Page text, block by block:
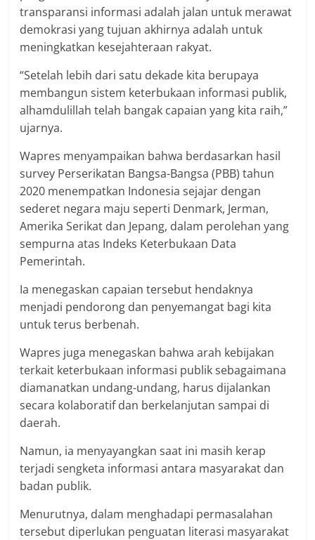
transparansi informasi adalah jalan untuk merawat
demokrasi yang tujuan akhirnya adalah untuk
meningkatkan kesejahteraan rakyat.
“Setelah lebih dari satu dekade kita berupaya
membangun sistem keterbukaan informasi publik,
alhamdulillah telah bangak capaian yang kita raih,”
ujarnya.
Wapres menyampaikan bahwa berdasarkan hasil
survey Perserikatan Bangsa-Bangsa (PBB) tahun
2020 menempatkan Indonesia sejajar dengan
sederet negara maju seperti Denmark, Jerman,
Amerika Serikat dan Jepang, dalam perolehan yang
sempurna atas Indeks Keterbukaan Data
Pemerintah.
Ia menegaskan capaian tersebut hendaknya
menjadi pendorong dan penyemangat bagi kita
untuk terus berbenah.
Wapres juga menegaskan bahwa arah kebijakan
terkait keterbukaan informasi publik sebagaimana
diamanatkan undang-undang, harus dijalankan
secara kolaboratif dan berkelanjutan sampai di
daerah.
Namun, ia menyayangkan saat ini masih kerap
terjadi sengketa informasi antara masyarakat dan
badan publik.
Menurutnya, dalam menghadapi permasalahan
tersebut diperlukan penguatan literasi masyarakat